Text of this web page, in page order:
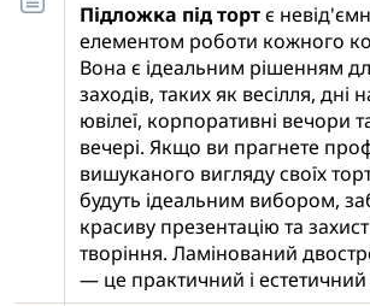
Підложка під тортє
елементом роботи кожного
Вона є ідеальним рішенням
заходів, таких як весілля, дні
ювілеї, корпоративні вечори
вечері. Якщо ви прагнете
вишуканого вигляду своїх
будуть ідеальним вибором,
красиву презентацію та
творіння. Ламінований
— це практичний і естетичний